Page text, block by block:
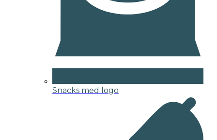
Snacks med logo